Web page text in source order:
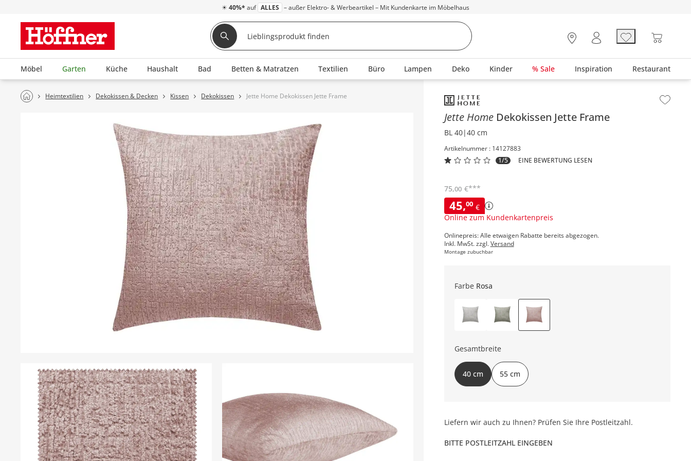
☀ 40%* auf ALLES – außer Elektro- & Werbeartikel – Mit Kundenkarte im Möbelhaus
Möbel Garten Küche Haushalt Bad Betten & Matratzen Textilien Büro Lampen Deko Kinder % Sale Inspiration Restaurant
Heimtextilien Dekokissen & Decken Kissen Dekokissen Jette Home Dekokissen Jette Frame Inhalt der Seitenleiste überspringen - Zum Seitenende
Jette Home Dekokissen Jette Frame
BL 40|40 cm
Artikelnummer : 14127883
1/5
EINE BEWERTUNG LESEN
45,00 €
Online zum Kundenkartenpreis
75,00 €***
Onlinepreis: Alle etwaigen Rabatte bereits abgezogen.
Inkl. MwSt. zzgl.Versand
Montage zubuchbar
Farbe Rosa
Gesamtbreite
40 cm 55 cm
Liefern wir auch zu Ihnen? Prüfen Sie Ihre Postleitzahl.
BITTE POSTLEITZAHL EINGEBEN